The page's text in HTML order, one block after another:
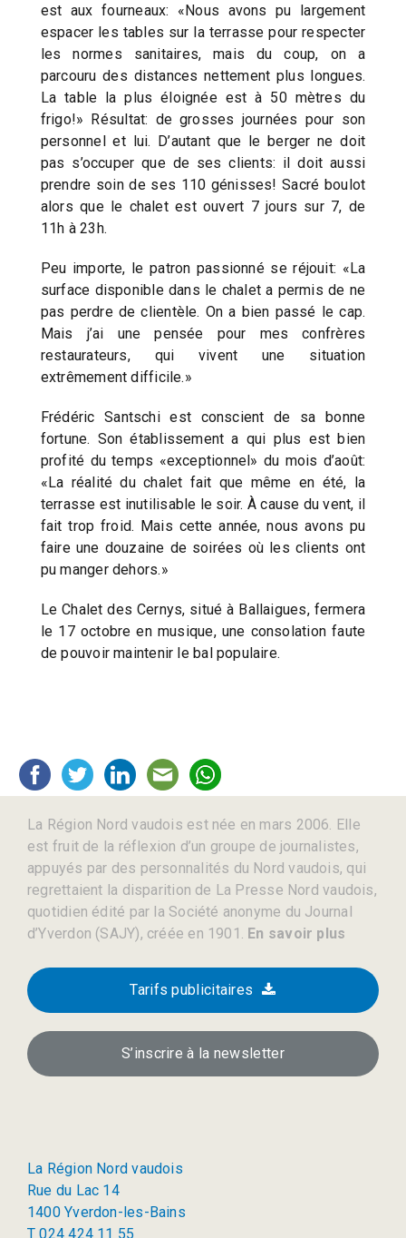
est aux fourneaux: «Nous avons pu largement
espacer les tables sur la terrasse pour respecter
les normes sanitaires, mais du coup, on a
parcouru des distances nettement plus longues.
La table la plus éloignée est à 50 mètres du
frigo!» Résultat: de grosses journées pour son
personnel et lui. D’autant que le berger ne doit
pas s’occuper que de ses clients: il doit aussi
prendre soin de ses 110 génisses! Sacré boulot
alors que le chalet est ouvert 7 jours sur 7, de
11h à 23h.
Peu importe, le patron passionné se réjouit: «La
surface disponible dans le chalet a permis de ne
pas perdre de clientèle. On a bien passé le cap.
Mais j’ai une pensée pour mes confrères
restaurateurs, qui vivent une situation
extrêmement difficile.»
Frédéric Santschi est conscient de sa bonne
fortune. Son établissement a qui plus est bien
profité du temps «exceptionnel» du mois d’août:
«La réalité du chalet fait que même en été, la
terrasse est inutilisable le soir. À cause du vent, il
fait trop froid. Mais cette année, nous avons pu
faire une douzaine de soirées où les clients ont
pu manger dehors.»
Le Chalet des Cernys, situé à Ballaigues, fermera
le 17 octobre en musique, une consolation faute
de pouvoir maintenir le bal populaire.
La Région Nord vaudois est née en mars 2006. Elle
est fruit de la réflexion d’un groupe de journalistes,
appuyés par des personnalités du Nord vaudois, qui
regrettaient la disparition de La Presse Nord vaudois,
quotidien édité par la Société anonyme du Journal
d’Yverdon (SAJY), créée en 1901. En savoir plus
Tarifs publicitaires
S’inscrire à la newsletter
La Région Nord vaudois
Rue du Lac 14
1400 Yverdon-les-Bains
T 024 424 11 55